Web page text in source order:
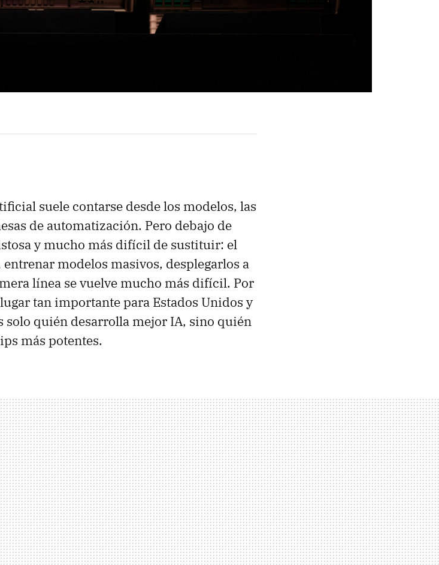
suele contarse desde los modelos, las
de automatización. Pero debajo de
y mucho más difícil de sustituir: el
modelos masivos, desplegarlos a
línea se vuelve mucho más difícil. Por
tan importante para Estados Unidos y
solo quién desarrolla mejor IA, sino quién
más potentes.